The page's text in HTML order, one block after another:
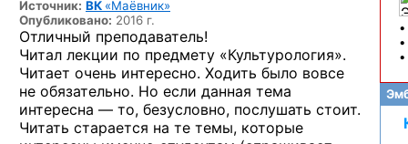
Источник: ВК «Маёвник»
Опубликовано: 2016 г.
Отличный преподаватель!
Читал лекции по предмету «Культурология».
Читает очень интересно. Ходить было вовсе
не обязательно. Но если данная тема
интересна — то, безусловно, послушать стоит.
Читать старается на те темы, которые